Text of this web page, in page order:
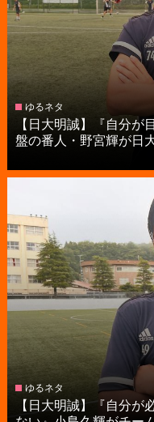
ゆるネタ
【日大明誠】『自分
盤の番人・野宮輝が日
ゆるネタ
【日大明誠】『自分